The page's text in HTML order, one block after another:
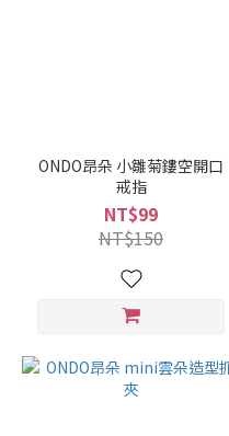
ONDO昂朵 小雛菊鏤空開口
戒指
NT$99
NT$150